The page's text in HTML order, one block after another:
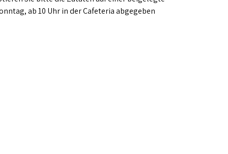
ab 10 Uhr in der Cafeteria abgegeben